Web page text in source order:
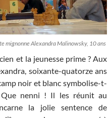
mignonne Alexandra Malinowsky, 10 ans
et la jeunesse prime ? Aux
soixante-quatorze ans
noir et blanc symbolise-t-
nenni ! Il les réunit au
la jolie sentence de